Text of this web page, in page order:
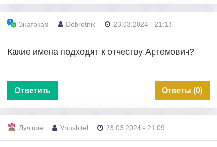
Знатокам Dobrotnik 23.03.2024 - 21:13
Какие имена подходят к отчеству Артемович?
Ответить Ответы (0)
Лучшие Vnushitel 23.03.2024 - 21:09